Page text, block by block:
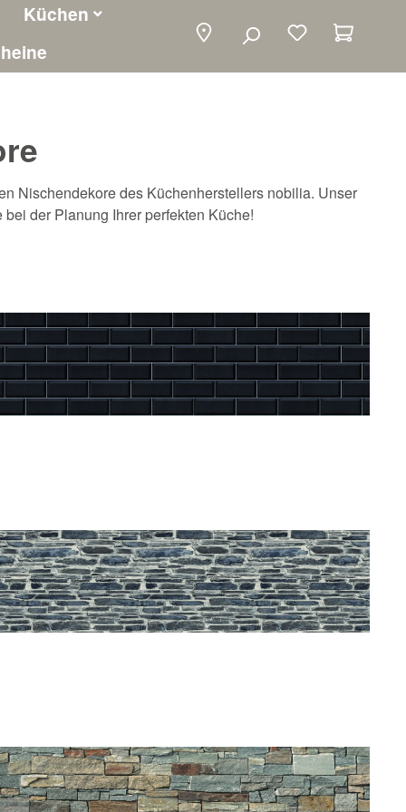
Küchen
Nischendekore des Küchenherstellers nobilia. Unser
der Planung Ihrer perfekten Küche!